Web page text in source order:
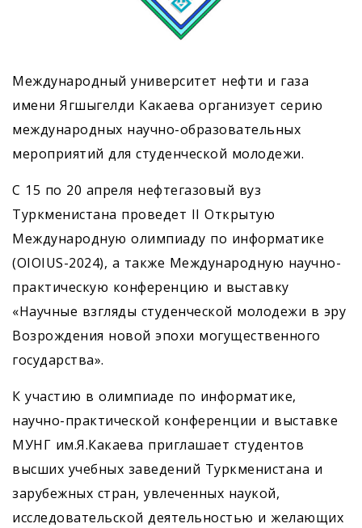
Международный университет нефти и газа
имени Ягшыгелди Какаева организует серию
международных научно-образовательных
мероприятий для студенческой молодежи.
С 15 по 20 апреля нефтегазовый вуз
Туркменистана проведет II Открытую
Международную олимпиаду по информатике
(OIOIUS-2024), а также Международную научно-
практическую конференцию и выставку
«Научные взгляды студенческой молодежи в эру
Возрождения новой эпохи могущественного
государства».
К участию в олимпиаде по информатике,
научно-практической конференции и выставке
МУНГ им.Я.Какаева приглашает студентов
высших учебных заведений Туркменистана и
зарубежных стран, увлеченных наукой,
исследовательской деятельностью и желающих